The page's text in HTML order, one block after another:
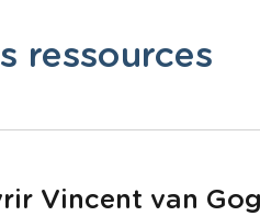
ressources
Vincent van